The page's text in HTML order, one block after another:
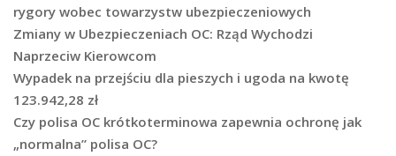
rygory wobec towarzystw ubezpieczeniowych
Zmiany w Ubezpieczeniach OC: Rząd Wychodzi
Naprzeciw Kierowcom
Wypadek na przejściu dla pieszych i ugoda na kwotę
123.942,28 zł
Czy polisa OC krótkoterminowa zapewnia ochronę jak
„normalna” polisa OC?